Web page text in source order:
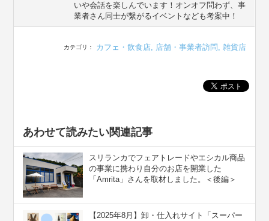
いや会話を楽しんでいます！オンオフ問わず、事
業者さん同士が繋がるイベントなども考案中！
カテゴリ： カフェ・飲食店, 店舗・事業者訪問 , 雑貨店
あわせて読みたい関連記事
スリランカでフェアトレードやエシカル商品
の事業に携わり自分のお店を開業した
「Amrita」さんを取材しました。＜後編＞
【2025年8月】卸・仕入れサイト「スーパー